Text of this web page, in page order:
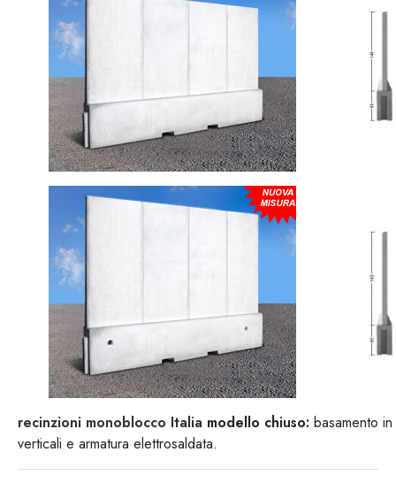
recinzioni monoblocco Italia modello chiuso: basamento
verticali e armatura elettrosaldata.